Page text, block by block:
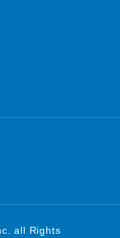
all Rights